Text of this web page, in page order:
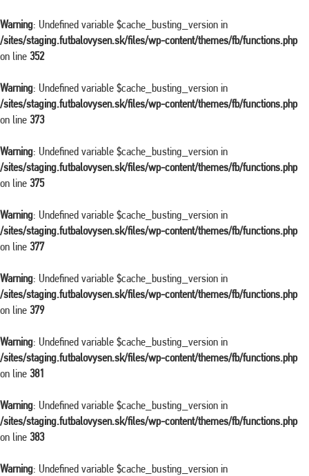
Warning: Undefined variable $cache_busting_version in
/sites/staging.futbalovysen.sk/files/wp-content/themes/fb/functions.php
on line 352
Warning: Undefined variable $cache_busting_version in
/sites/staging.futbalovysen.sk/files/wp-content/themes/fb/functions.php
on line 373
Warning: Undefined variable $cache_busting_version in
/sites/staging.futbalovysen.sk/files/wp-content/themes/fb/functions.php
on line 375
Warning: Undefined variable $cache_busting_version in
/sites/staging.futbalovysen.sk/files/wp-content/themes/fb/functions.php
on line 377
Warning: Undefined variable $cache_busting_version in
/sites/staging.futbalovysen.sk/files/wp-content/themes/fb/functions.php
on line 379
Warning: Undefined variable $cache_busting_version in
/sites/staging.futbalovysen.sk/files/wp-content/themes/fb/functions.php
on line 381
Warning: Undefined variable $cache_busting_version in
/sites/staging.futbalovysen.sk/files/wp-content/themes/fb/functions.php
on line 383
Warning: Undefined variable $cache_busting_version in